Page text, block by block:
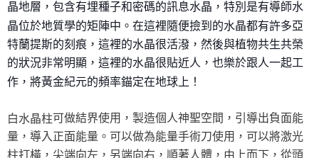
每筆NT$80，滿NT$3,000(含以上)免運費
賣家宅配幫您送（台灣）
每筆NT$80，滿NT$3,000(含以上)免運費
郵局幫你送（離島）
付款後門市自取
免運費
晶地層，包含有埋種子和密碼的訊息水晶，特別是有導師水
晶位於地質學的矩陣中。 在這裡隨便撿到的水晶都有許多亞
特蘭提斯的刻痕，這裡的水晶很活潑， 然後與植物共生共榮
的狀況非常明顯，這裡的水晶很貼近人，也樂於跟人一起工
作，將黃金紀元的頻率錨定在地球上 ！
白水晶柱可做結界使用，製造個人神聖空間，引導出負面能
量，導入正面能量。可以做為能量手術刀使用，可以將激光
柱打橫，尖端向左，另端向右，順著人體，由上而下，從頭